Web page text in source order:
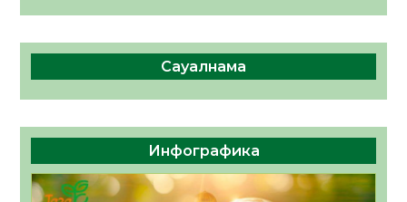
Сауалнама
Инфографика